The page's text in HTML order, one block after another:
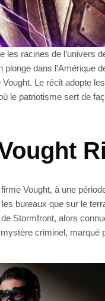
les racines de l’univers
dans l’Amérique
Le récit adopte
le patriotisme sert de
Vought, à une
bureaux que sur le
Stormfront, alors
criminel, marqué